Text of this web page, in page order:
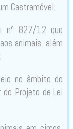
Castramóvel;
nº 827/12 que
animais, além
no âmbito do
do Projeto de Lei